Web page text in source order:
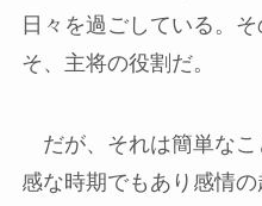
日々を過ごしている。
そ、主将の役割だ。
だが、それは簡単なこ
感な時期でもあり感情